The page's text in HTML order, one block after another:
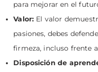
para mejorar en el
Valor: El valor
pasiones, debes
firmeza, incluso frente
Disposición de